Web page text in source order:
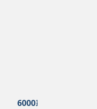
6000系列™